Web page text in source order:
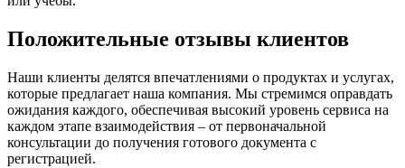
Положительные отзывы клиентов
Наши клиенты делятся впечатлениями о продуктах и услугах,
которые предлагает наша компания. Мы стремимся оправдать
ожидания каждого, обеспечивая высокий уровень сервиса на
каждом этапе взаимодействия – от первоначальной
консультации до получения готового документа с
регистрацией.